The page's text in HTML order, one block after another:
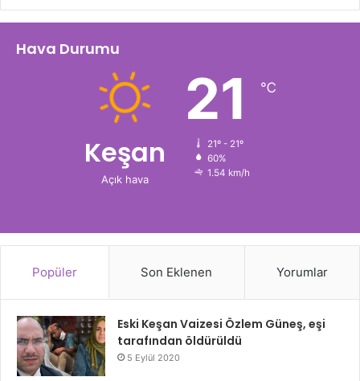
Hava Durumu
Keşan
Açık hava
21 ℃
21º - 21º
60%
1.54 km/h
Popüler Son Eklenen Yorumlar
Eski Keşan Vaizesi Özlem Güneş, eşi
tarafından öldürüldü
5 Eylül 2020